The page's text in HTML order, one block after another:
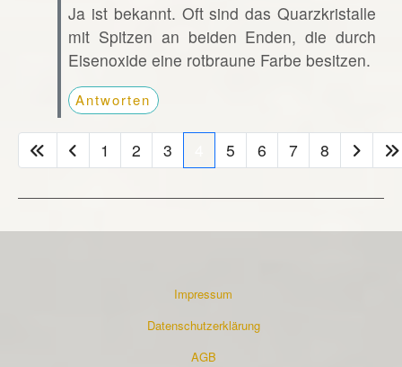
Ja ist bekannt. Oft sind das Quarzkristalle
mit Spitzen an beiden Enden, die durch
Eisenoxide eine rotbraune Farbe besitzen.
Antworten
1 2 3 5 6 7 8
Impressum
Datenschutzerklärung
AGB